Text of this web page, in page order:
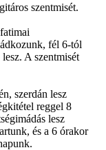
szentmisét.
fél 6-tól
A szentmisét
szerdán lesz
reggel 8
lesz
és a 6 órakor